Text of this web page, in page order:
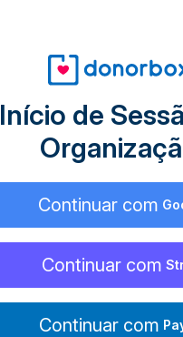
Início de
Continuar com
Continuar com
Continuar com